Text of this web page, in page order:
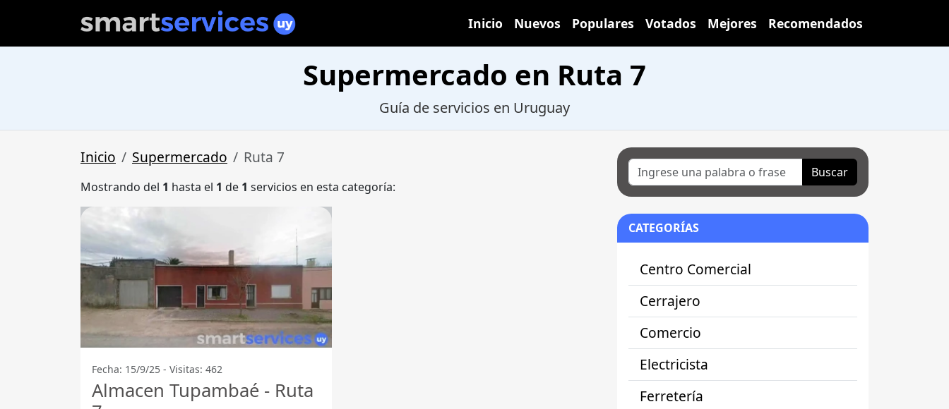
Inicio Nuevos Populares Votados Mejores Recomendados
Supermercado en Ruta 7
Guía de servicios en Uruguay
Inicio Supermercado Ruta 7
Mostrando del 1 hasta el 1 de 1 servicios en esta categoría:
Fecha: 15/9/25 - Visitas: 462
Almacen Tupambaé - Ruta
Buscar
CATEGORÍAS
Centro Comercial
Cerrajero
Comercio
Electricista
Ferretería